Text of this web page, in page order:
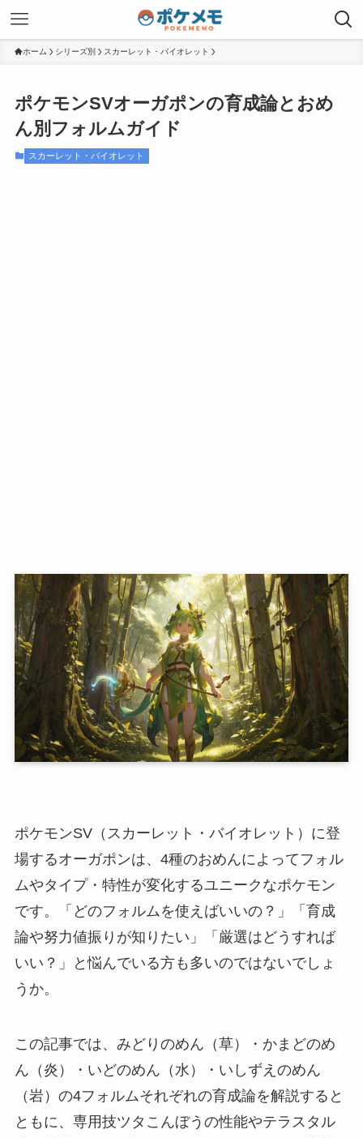
ホーム シリーズ別 スカーレット・バイオレット
ポケモンSVオーガポンの育成論とおめ
ん別フォルムガイド
スカーレット・バイオレット
ポケモンSV（スカーレット・バイオレット）に登
場するオーガポンは、4種のおめんによってフォル
ムやタイプ・特性が変化するユニークなポケモン
です。「どのフォルムを使えばいいの？」「育成
論や努力値振りが知りたい」「厳選はどうすれば
いい？」と悩んでいる方も多いのではないでしょ
うか。
この記事では、みどりのめん（草）・かまどのめ
ん（炎）・いどのめん（水）・いしずえのめん
（岩）の4フォルムそれぞれの育成論を解説すると
ともに、専用技ツタこんぼうの性能やテラスタル